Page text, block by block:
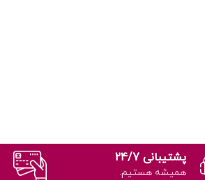
پشتیبانی 24/7
همیشه هستیم.